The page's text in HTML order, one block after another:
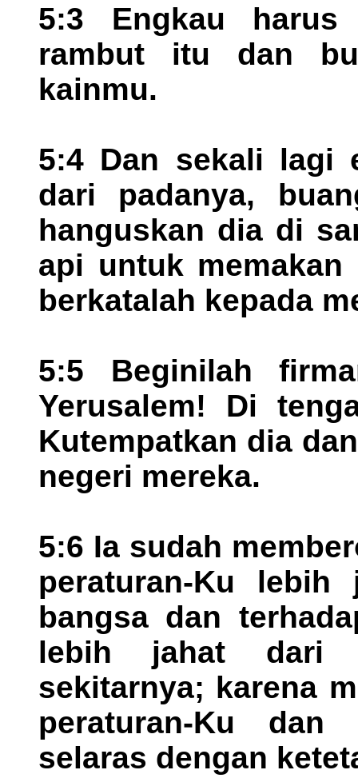
5:3 Engkau
rambut itu dan
kainmu.
5:4 Dan sekali lagi
dari padanya,
hanguskan dia di
api untuk
berkatalah kepada
5:5 Beginilah
Yerusalem! Di
Kutempatkan dia
negeri mereka.
5:6 Ia sudah
peraturan-Ku
bangsa dan
lebih jahat dari
sekitarnya; karena
peraturan-Ku dan
selaras dengan